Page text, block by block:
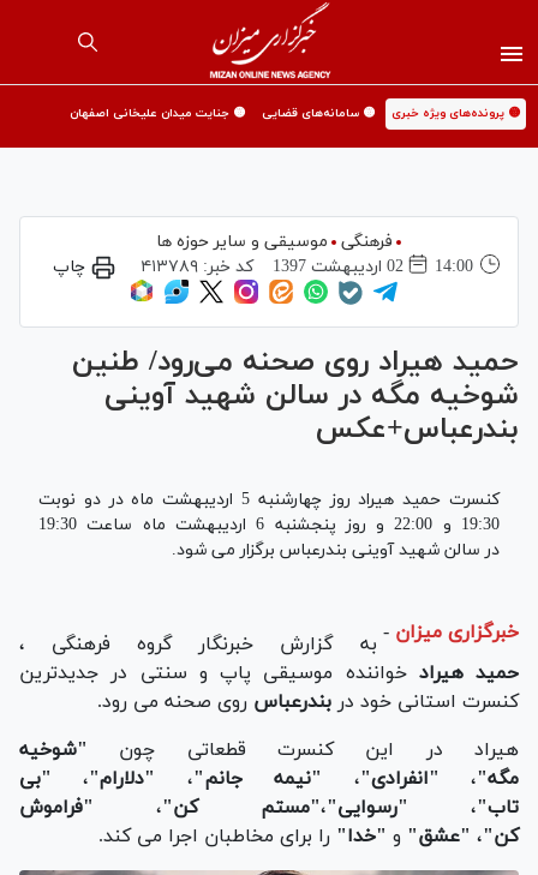
🟡 پرونده‌های ویژه خبری 🟡 سامانه‌های قضایی 🟡 جنایت میدان علیخانی اصفهان
فرهنگی
موسیقی و سایر حوزه ها
14:00
02 ارديبهشت 1397 کد خبر: ۴۱۳۷۸۹ چاپ
حمید هیراد روی صحنه می‌رود/ طنین
شوخیه مگه در سالن شهید آوینی
بندرعباس+عکس
کنسرت حمید هیراد روز چهارشنبه 5 اردیبهشت ماه در دو نوبت
19:30 و 22:00 و روز پنجشنبه 6 اردیبهشت ماه ساعت 19:30
در سالن شهید آوینی بندرعباس برگزار می شود.
خبرگزاری میزان - به گزارش خبرنگار گروه فرهنگی ،
حمید هیراد خواننده موسیقی پاپ و سنتی در جدیدترین
کنسرت استانی خود در بندرعباس روی صحنه می رود.
هیراد در این کنسرت قطعاتی چون "شوخیه
مگه"، "انفرادی"، "نیمه جانم"، "دلارام"، "بی
تاب"، "رسوایی"،"مستم کن"، "فراموش
کن"، "عشق" و "خدا" را برای مخاطبان اجرا می کند.